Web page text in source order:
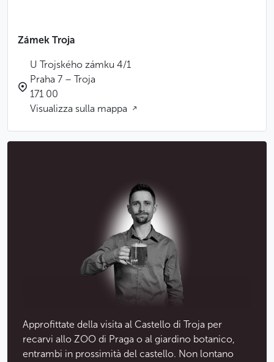
Zámek Troja
U Trojského zámku 4/1
Praha 7 – Troja
171 00
Visualizza sulla mappa
Approfittate della visita al Castello di Troja per
recarvi allo ZOO di Praga o al giardino botanico,
entrambi in prossimità del castello. Non lontano